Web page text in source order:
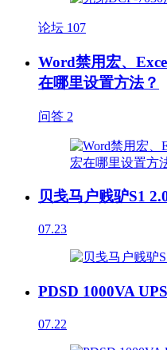
论坛 107
Word禁用宏、
在哪里设置方法？
问答 2
贝戋马户贱驴S1
07.23
PDSD 1000VA
07.22